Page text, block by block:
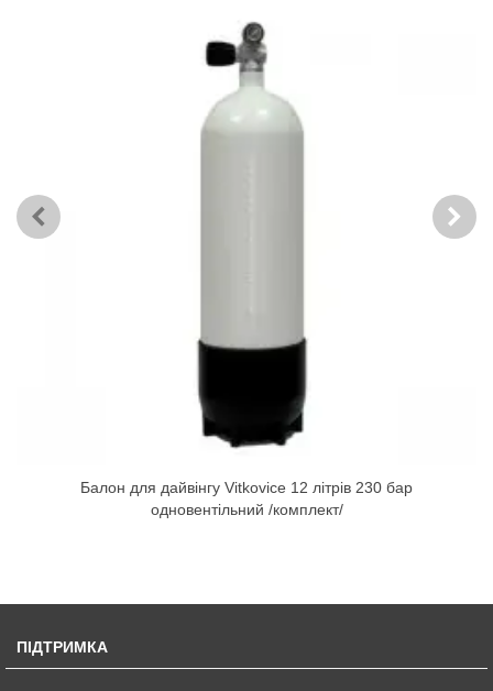
Балон для дайвінгу Vitkovice 12 літрів 230 бар
одновентільний /комплект/
ПІДТРИМКА